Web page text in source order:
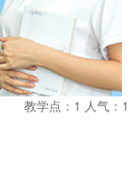
教学点：1 人气：1